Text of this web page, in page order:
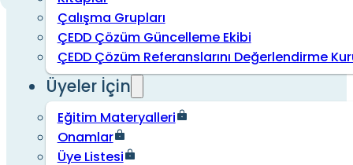
Çalışma Grupları
ÇEDD Çözüm Güncelleme Ekibi
ÇEDD Çözüm Referanslarını Değerlendirme
Üyeler İçin
Eğitim Materyalleri
Onamlar
Üye Listesi